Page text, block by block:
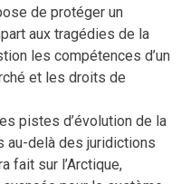
de protéger un
aux tragédies de la
les compétences d’un
et les droits de
pistes d’évolution de la
au-delà des juridictions
fait sur l’Arctique,